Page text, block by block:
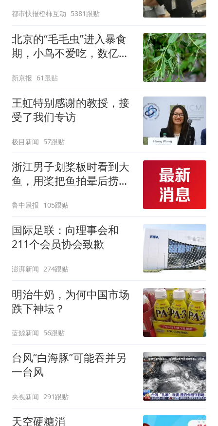
拒绝登机决定由航司作
出；亲历者：曾承诺免费
改签但没兑现
都市快报橙柿互动 5381跟贴
北京的“毛毛虫”进入暴食
期，小鸟不爱吃，数亿头
新京报 61跟贴
王虹特别感谢的教授，接
受了我们专访
极目新闻 57跟贴
浙江男子划桨板时看到大
鱼，用桨把鱼拍晕后捞
两，做成红烧辣子鱼块，
味道很好
鲁中晨报 105跟贴
国际足联：向理事会和
211个会员协会致歉
澎湃新闻 274跟贴
明治牛奶，为何中国市场
跌下神坛？
蓝鲸新闻 56跟贴
台风“白海豚”可能吞并另
一台风
央视新闻 291跟贴
天空硬糖消